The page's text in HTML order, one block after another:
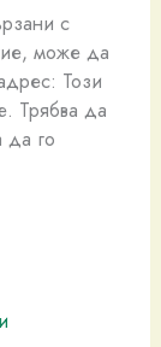
с
може да
Този
Трябва да
да го